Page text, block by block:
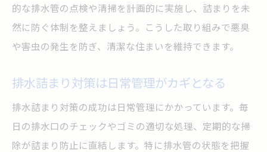
的な排水管の点検や清掃を計画的に実施し、詰まりを未
然に防ぐ体制を整えましょう。こうした取り組みで悪臭
や害虫の発生を防ぎ、清潔な住まいを維持できます。
排水詰まり対策は日常管理がカギとなる
排水詰まり対策の成功は日常管理にかかっています。毎
日の排水口のチェックやゴミの適切な処理、定期的な掃
除が詰まり防止に直結します。特に排水管の状態を把握